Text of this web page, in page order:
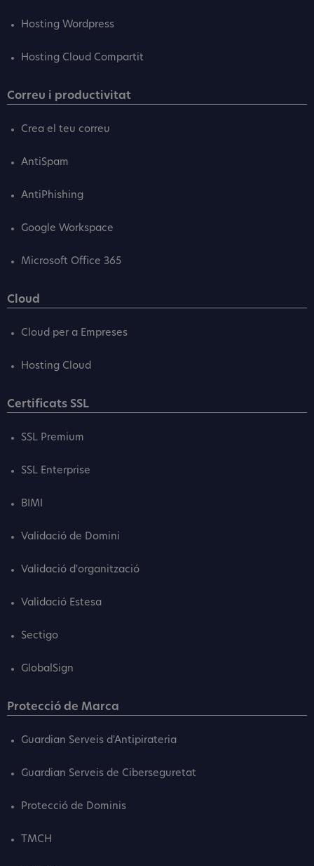
Hosting Wordpress
Hosting Cloud Compartit
Correu i productivitat
Crea el teu correu
AntiSpam
AntiPhishing
Google Workspace
Microsoft Office 365
Cloud
Cloud per a Empreses
Hosting Cloud
Certificats SSL
SSL Premium
SSL Enterprise
BIMI
Validació de Domini
Validació d'organització
Validació Estesa
Sectigo
GlobalSign
Protecció de Marca
Guardian Serveis d'Antipirateria
Guardian Serveis de Ciberseguretat
Protecció de Dominis
TMCH